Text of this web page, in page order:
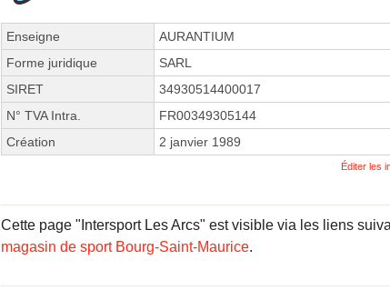
Enseigne
AURANTIUM
Forme juridique
SARL
SIRET
34930514400017
N° TVA Intra.
FR00349305144
Création
2 janvier 1989
Éditer les
Cette page "Intersport Les Arcs" est visible via les liens
magasin de sport Bourg-Saint-Maurice.